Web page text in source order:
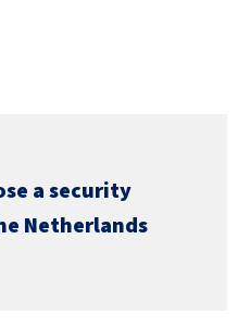
a security
Netherlands